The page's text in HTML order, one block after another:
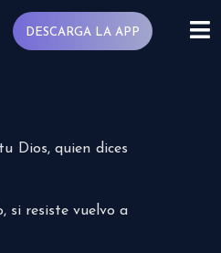
DESCARGA LA APP
Dios, quien dices
si resiste vuelvo a